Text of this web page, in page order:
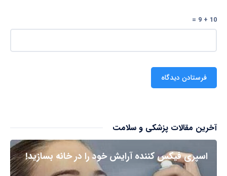
10 + 9 =
آخرین مقالات پزشکی و سلامت
اسپری فیکس کننده آرایش خود را در خانه بسازید!